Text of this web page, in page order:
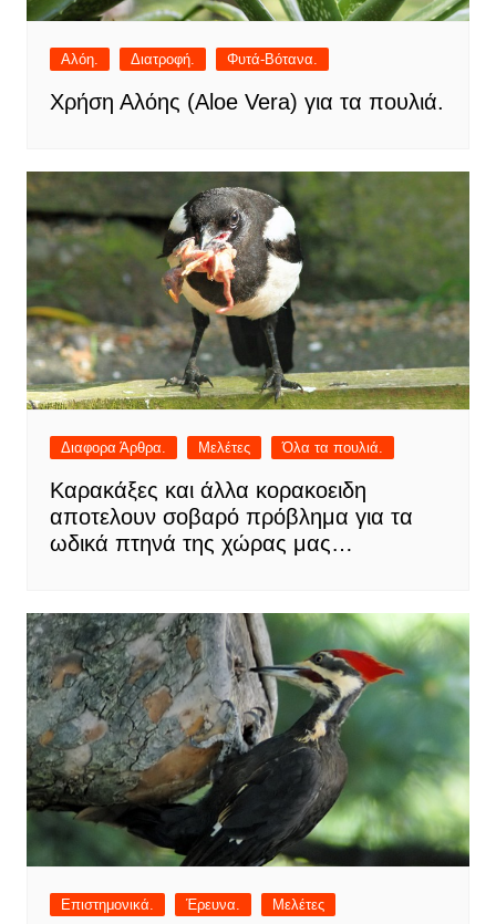
Αλόη. Διατροφή. Φυτά-Βότανα.
Χρήση Αλόης (Aloe Vera) για τα πουλιά.
Διαφορα Άρθρα. Μελέτες Όλα τα πουλιά.
Καρακάξες και άλλα κορακοειδη
αποτελουν σοβαρό πρόβλημα για τα
ωδικά πτηνά της χώρας μας…
Επιστημονικά. Έρευνα.
Μελέτες